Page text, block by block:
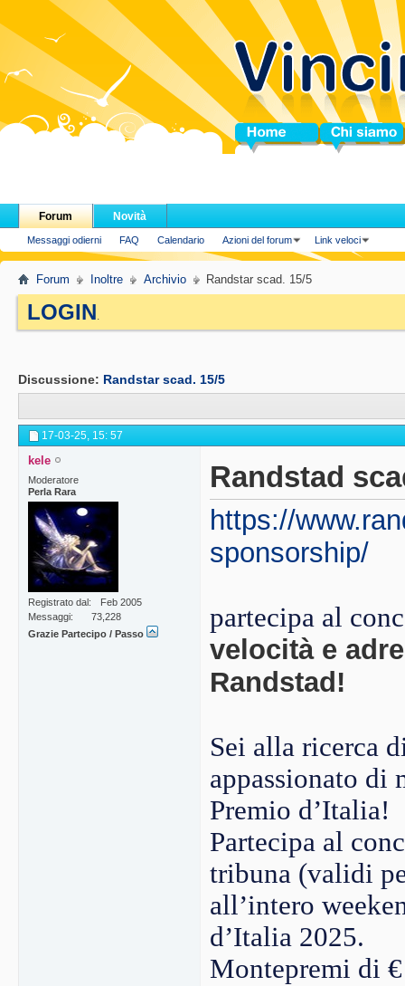
Home Chi siamo
Forum
Messaggi odierni FAQ Calendario Azioni del forum Link veloci
Novità
Forum Inoltre Archivio Randstar scad. 15/5
LOGIN.
Discussione: Randstar scad. 15/5
17-03-25, 15: 57
kele
Moderatore
Perla Rara
Registrato dal
Feb 2005
Messaggi
73,228
Grazie Partecipo / Passo
Randstad
https://
sponsorship/
partecipa al
velocità e
Randstad!
Sei alla ricerca
appassionato di
Premio d’Italia!
Partecipa al
tribuna (validi
all’intero
d’Italia 2025.
Montepremi di